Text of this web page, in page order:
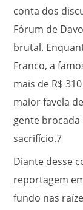
conta dos
Fórum de
brutal.
Franco, a
mais de R$
maior favela
gente
sacrifício.7
Diante desse
reportagem
fundo nas